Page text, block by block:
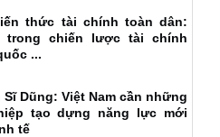
thức tài chính toàn dân:
trong chiến lược tài chính
toàn diện quốc ...
Sĩ Dũng: Việt Nam cần những
tạo dựng năng lực mới
tế